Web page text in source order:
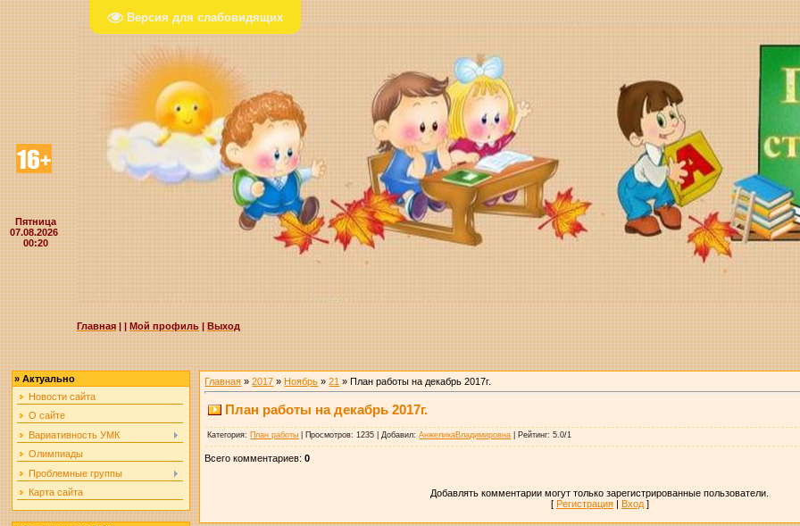
Версия для слабовидящих
Пятница
07.08.2026
00:20
Главная||Мой профиль|Выход
»Актуально
Новости сайта
О сайте
Вариативность УМК
Олимпиады
Проблемные группы
Карта сайта
Главная »2017 » Ноябрь » 21 » План работы на декабрь 2017г.
План работы на декабрь 2017г.
Категория: План работы Просмотров: 1235 | Добавил:АнжеликаВладимировна Рейтинг:5.0/1
Всего комментариев:0
Добавлять комментарии могут только зарегистрированные пользователи.
[ Регистрация| Вход]